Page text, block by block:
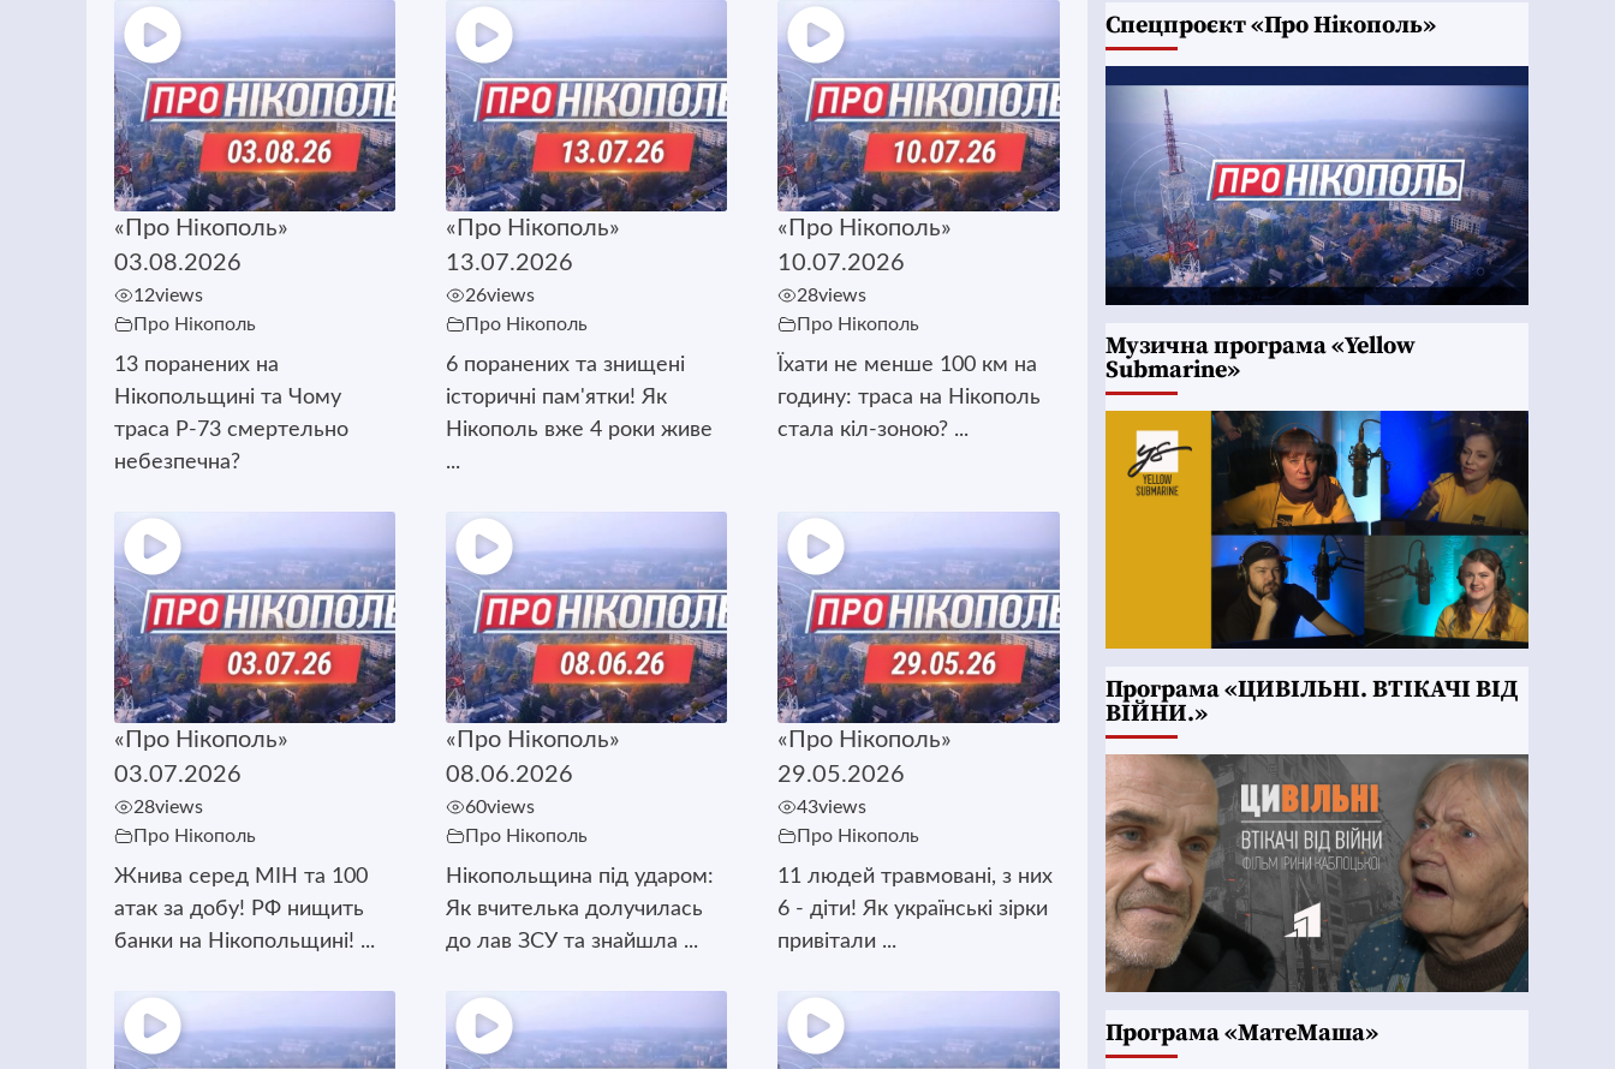
«Про Нікополь»
03.08.2026
12views
Про Нікополь
13 поранених на
Нікопольщині та Чому
траса Р-73 смертельно
небезпечна?
«Про Нікополь»
13.07.2026
26views
Про Нікополь
6 поранених та знищені
історичні пам'ятки! Як
Нікополь вже 4 роки живе
...
«Про Нікополь»
10.07.2026
28views
Про Нікополь
Їхати не менше 100 км на
годину: траса на Нікополь
стала кіл-зоною? ...
«Про Нікополь»
03.07.2026
28views
Про Нікополь
Жнива серед МІН та 100
атак за добу! РФ нищить
банки на Нікопольщині! ...
«Про Нікополь»
08.06.2026
60views
Про Нікополь
Нікопольщина під ударом:
Як вчителька долучилась
до лав ЗСУ та знайшла ...
«Про Нікополь»
29.05.2026
43views
Про Нікополь
11 людей травмовані, з них
6 - діти! Як українські зірки
привітали ...
Cпецпроєкт «Про Нікополь»
Музична програма «Yellow
Submarine»
Програма «ЦИВІЛЬНІ. ВТІКАЧІ ВІД
ВІЙНИ.»
Програма «МатеМаша»